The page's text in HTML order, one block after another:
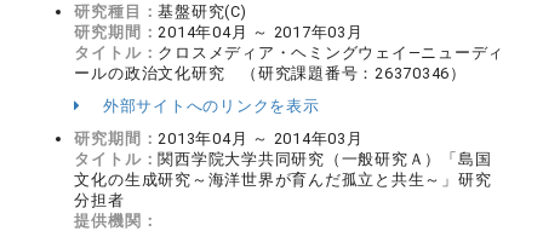
研究種目：基盤研究(C)
研究期間： 2014年04月 ～ 2017年03月
タイトル： クロスメディア・ヘミングウェイ―ニューディ
ールの政治文化研究 （研究課題番号：26370346）
外部サイトへのリンクを表示
研究期間： 2013年04月 ～ 2014年03月
タイトル： 関西学院大学共同研究（一般研究Ａ）「島国
文化の生成研究～海洋世界が育んだ孤立と共生～」研究
分担者
提供機関：